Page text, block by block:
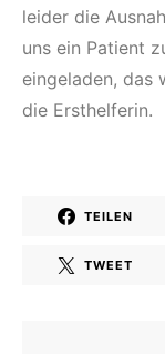
leider die
uns ein Patient
eingeladen, das
die Ersthelferin.
TEILEN
TWEET